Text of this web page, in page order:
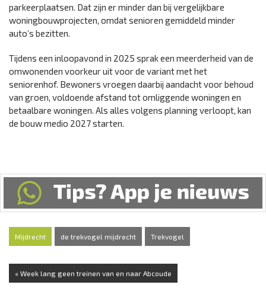
parkeerplaatsen. Dat zijn er minder dan bij vergelijkbare
woningbouwprojecten, omdat senioren gemiddeld minder
auto’s bezitten.
Tijdens een inloopavond in 2025 sprak een meerderheid van de
omwonenden voorkeur uit voor de variant met het
seniorenhof. Bewoners vroegen daarbij aandacht voor behoud
van groen, voldoende afstand tot omliggende woningen en
betaalbare woningen. Als alles volgens planning verloopt, kan
de bouw medio 2027 starten.
Mijdrecht de trekvogel mijdrecht Trekvogel
« Week lang geen treinen van en naar Abcoude